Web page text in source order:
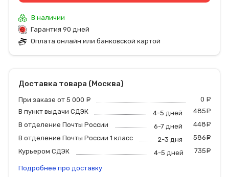
В наличии
Гарантия 90 дней
Оплата онлайн или банковской картой
Доставка товара (Москва)
При заказе от 5 000 0
В пункт выдачи СДЭК
4-5 дней 485
В отделение Почты России
6-7 дней 448
В отделение Почты России 1 класс
2-3 дня 586
Курьером СДЭК
4-5 дней 735
Подробнее про доставку